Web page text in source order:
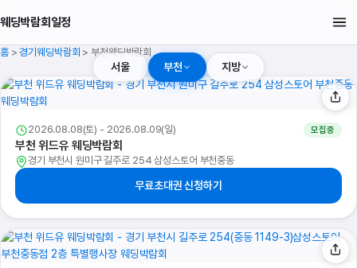
웨딩박람회일정
서울 부천 지방
홈>경기웨딩박람회 >부천웨딩박람회
2026.08.08(토) - 2026.08.09(일) 모집중
부천 위드유 웨딩박람회
경기 부천시 원미구 길주로 254 삼성스토어 부천중동
무료초대권 신청하기